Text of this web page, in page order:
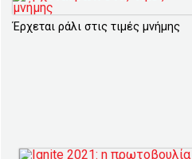
Έρχεται ράλι στις τιμές μνήμης